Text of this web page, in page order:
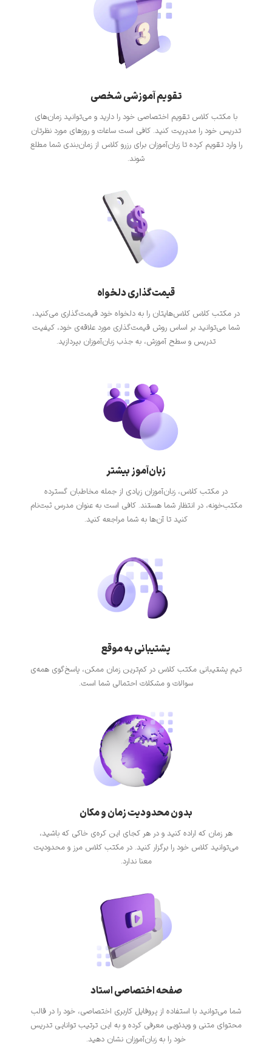
تقویم آموزشی شخصی
با مکتب کلاس تقویم اختصاصی خود را دارید و می‌توانید زمان‌های
تدریس خود را مدیریت کنید. کافی است ساعات و روزهای مورد نظرتان
را وارد تقویم کرده تا زبان‌آموزان برای رزرو کلاس از زمان‌بندی شما مطلع
شوند.
قیمت‌گذاری دلخواه
در مکتب کلاس کلاس‌هایتان را به دلخواه خود قیمت‌گذاری می‌کنید،
شما می‌توانید بر اساس روش قیمت‌گذاری مورد علاقه‌ی خود، کیفیت
تدریس و سطح آموزش، به جذب زبان‌آموزان بپردازید.
زبان‌آموز بیشتر
در مکتب کلاس، زبان‌آموزان زیادی از جمله مخاطبان گسترده
مکتب‌خونه، در انتظار شما هستند. کافی است به عنوان مدرس ثبت‌نام
کنید تا آن‌ها به شما مراجعه کنید.
پشتیبانی به موقع
تیم پشتیبانی مکتب کلاس در کم‌ترین زمان ممکن، پاسخ‌گوی همه‌ی
سوالات و مشکلات احتمالی شما است.
بدون محدودیت زمان و مکان
هر زمان که اراده کنید و در هر کجای این کره‌ی خاکی که باشید،
می‌توانید کلاس خود را برگزار کنید. در مکتب کلاس مرز و محدودیت
معنا ندارد.
صفحه اختصاصی استاد
شما می‌توانید با استفاده از پروفایل کاربری اختصاصی، خود را در قالب
محتوای متنی و ویدئویی معرفی کرده و به این ترتیب توانایی تدریس
خود را به زبان‌آموزان نشان دهید.